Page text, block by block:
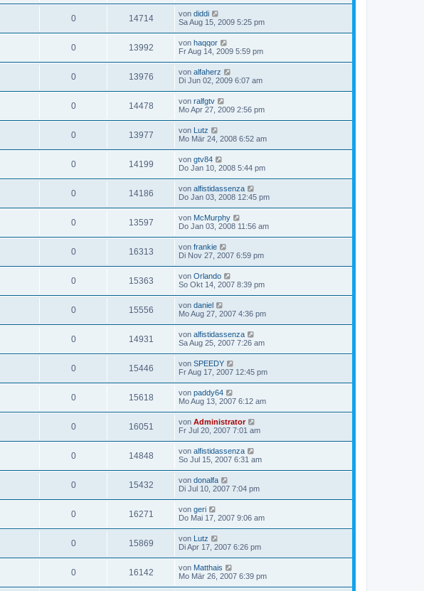
0 14714 von diddi
Sa Aug 15, 2009 5:25 pm
0 13992 von haqqor
Fr Aug 14, 2009 5:59 pm
0 13976 von alfaherz
Di Jun 02, 2009 6:07 am
0 14478 von ralfgtv
Mo Apr 27, 2009 2:56 pm
0 13977 von Lutz
Mo Mär 24, 2008 6:52 am
0 14199 von gtv84
Do Jan 10, 2008 5:44 pm
0 14186 von alfistidassenza
Do Jan 03, 2008 12:45 pm
0 13597 von McMurphy
Do Jan 03, 2008 11:56 am
0 16313 von frankie
Di Nov 27, 2007 6:59 pm
0 15363 von Orlando
So Okt 14, 2007 8:39 pm
0 15556 von daniel
Mo Aug 27, 2007 4:36 pm
0 14931 von alfistidassenza
Sa Aug 25, 2007 7:26 am
0 15446 von SPEEDY
Fr Aug 17, 2007 12:45 pm
0 15618 von paddy64
Mo Aug 13, 2007 6:12 am
0 16051 von Administrator
Fr Jul 20, 2007 7:01 am
0 14848 von alfistidassenza
So Jul 15, 2007 6:31 am
0 15432 von donalfa
Di Jul 10, 2007 7:04 pm
0 16271 von geri
Do Mai 17, 2007 9:06 am
0 15869 von Lutz
Di Apr 17, 2007 6:26 pm
0 16142 von Matthais
Mo Mär 26, 2007 6:39 pm